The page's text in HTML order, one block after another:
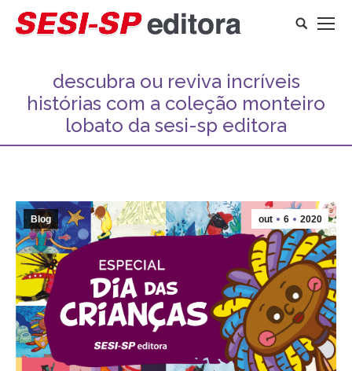
Search:
descubra ou reviva incríveis
histórias com a coleção monteiro
lobato da sesi-sp editora
Você está aqui:
out 6 2020
Blog